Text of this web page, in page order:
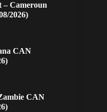
– Cameroun
2026)
CAN
CAN